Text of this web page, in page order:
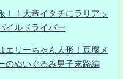
！！大帝イタチにラリアッ
イルドライバー
リーちゃん人形！豆腐メ
のぬいぐるみ男子末路編